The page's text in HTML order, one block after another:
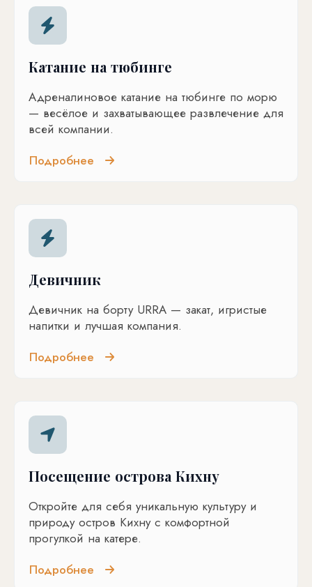
Катание на тюбинге
Адреналиновое катание на тюбинге по морю
— весёлое и захватывающее развлечение для
всей компании.
Подробнее
Девичник
Девичник на борту URRA — закат, игристые
напитки и лучшая компания.
Подробнее
Посещение острова Кихну
Откройте для себя уникальную культуру и
природу остров Кихну с комфортной
прогулкой на катере.
Подробнее